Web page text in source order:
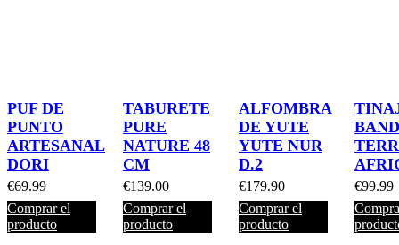
PUF DE
PUNTO
ARTESANAL
DORI
€69.99
Comprar el
producto
TABURETE
PURE
NATURE 48
CM
€139.00
Comprar el
producto
ALFOMBRA
DE YUTE
YUTE NUR
D.2
€179.90
Comprar el
producto
€99.99